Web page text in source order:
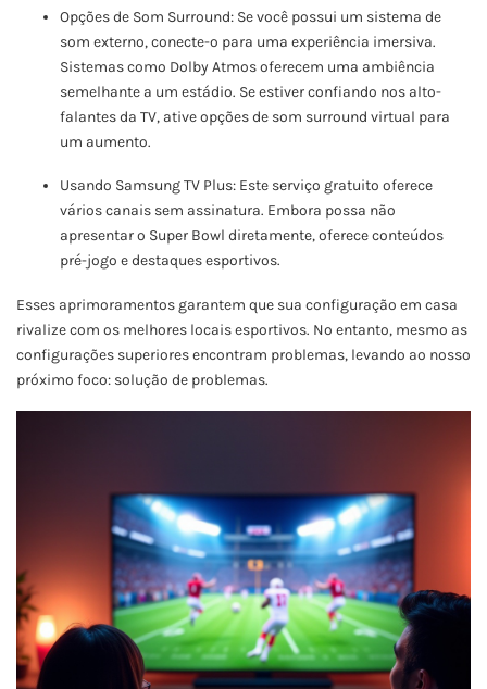
Opções de Som Surround: Se você possui um sistema de
som externo, conecte-o para uma experiência imersiva.
Sistemas como Dolby Atmos oferecem uma ambiência
semelhante a um estádio. Se estiver confiando nos alto-
falantes da TV, ative opções de som surround virtual para
um aumento.
Usando Samsung TV Plus: Este serviço gratuito oferece
vários canais sem assinatura. Embora possa não
apresentar o Super Bowl diretamente, oferece conteúdos
pré-jogo e destaques esportivos.
Esses aprimoramentos garantem que sua configuração em casa
rivalize com os melhores locais esportivos. No entanto, mesmo as
configurações superiores encontram problemas, levando ao nosso
próximo foco: solução de problemas.